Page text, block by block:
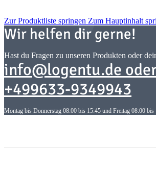
Zur Produktliste springen Zum Hauptinhalt
Wir helfen dir gerne!
Hast du Fragen zu unseren Produkten oder
info@logentu.de
+499633-9349943
Montag bis Donnerstag 08:00 bis 15:45 und Freitag 08:00 bis